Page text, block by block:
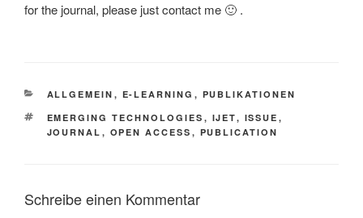
for the journal, please just contact me 🙂 .
KATEGORIEN
ALLGEMEIN , E-LEARNING , PUBLIKATIONEN
SCHLAGWÖRTER
EMERGING TECHNOLOGIES , IJET, ISSUE ,
JOURNAL , OPEN ACCESS , PUBLICATION
Schreibe einen Kommentar